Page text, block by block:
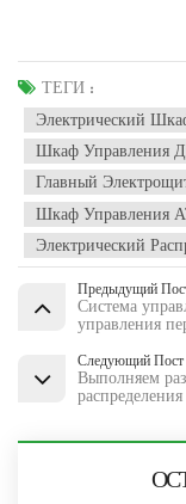
ТЕГИ :
Электрический
Шкаф Управления
Главный
Шкаф Управления
Электрический
Предыдущий
Система
управления
Следующий Пост
Выполняем